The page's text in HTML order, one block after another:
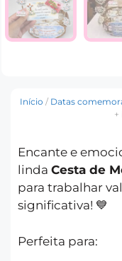
Início / Datas
+
Encante e
linda Cesta de
para trabalhar
significativa! 💙
Perfeita para: